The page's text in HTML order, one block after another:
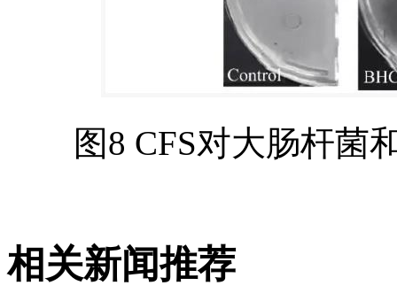
图8 CFS对大肠杆菌
相关新闻推荐